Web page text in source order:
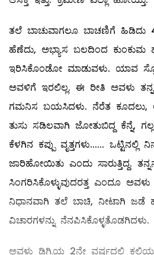
ತಲೆ ಬಾಚುವಾಗಲೂ ಬಾಚಣಿಗೆ
ಹೆಣೆದು, ಅಭ್ಯಾಸ ಬಲದಿಂದ ಕುಂಕುಮ
ಇರಿಸಿಕೊಂಡೋ ಮಾಡುವಳು. ಯಾವ
ಅವಳಿಗೆ ಇರಲಿಲ್ಲ. ಈ ರೀತಿ ಅವಳು
ಗಮನಿಸ ಬಯಸಿದಳು. ನೆರೆತ ಕೂದಲು,
ತುಸು ಸಡಿಲವಾಗಿ ಜೋತುಬಿದ್ದ ಕೆನ್ನೆ,
ಕೆಳಗಿನ ಕಪ್ಪು ವೃತ್ತಗಳು......
ಜಾರಿಹೋಯಿತು ಎಂದು ಸಾರುತ್ತಿದ್ದ.
ಸಿಂಗರಿಸಿಕೊಳ್ಳುವುದರತ್ತ ಎಂದೂ
ನಿಧಾನವಾಗಿ ತಲೆ ಬಾಚಿ, ನೀಟಾಗಿ
ವಿಚಾರಗಳನ್ನು ನೆನಪಿಸಿಕೊಳ್ಳತೊಡಗಿದಳು.
ಅವಳು ಡಿಗ್ರಿಯ 2ನೇ ವರ್ಷದಲ್ಲಿ